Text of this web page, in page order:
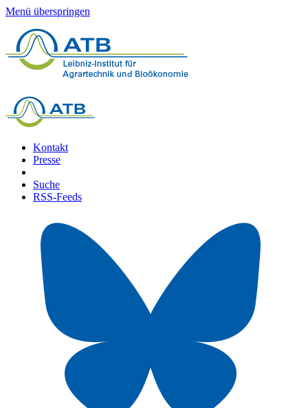
Menü überspringen
Kontakt
Presse
Suche
RSS-Feeds